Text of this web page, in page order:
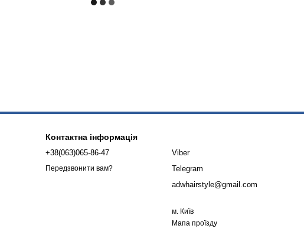
Контактна інформація
+38(063)065-86-47
Передзвонити вам?
Viber
Telegram
adwhairstyle@gmail.com
м. Київ
Мапа проїзду